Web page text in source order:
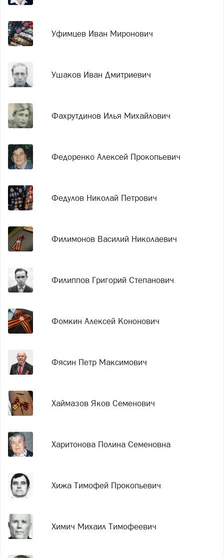
Уфимцев Иван Миронович
Ушаков Иван Дмитриевич
Фахрутдинов Илья Михайлович
Федоренко Алексей Прокопьевич
Федулов Николай Петрович
Филимонов Василий Николаевич
Филиппов Григорий Степанович
Фомкин Алексей Кононович
Фясин Петр Максимович
Хаймазов Яков Семенович
Харитонова Полина Семеновна
Хижа Тимофей Прокопьевич
Химич Михаил Тимофеевич